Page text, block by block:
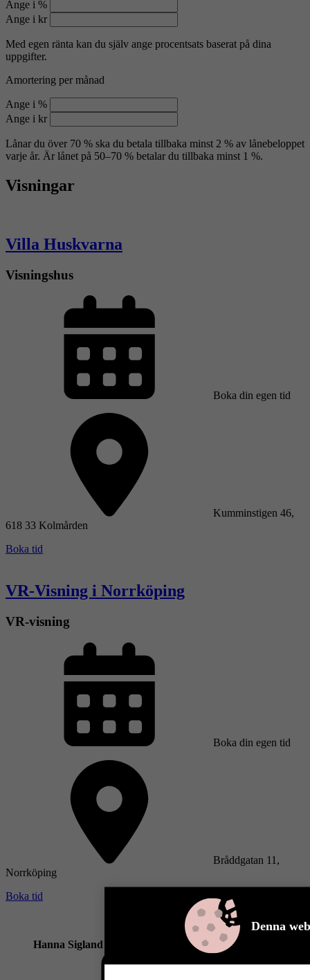
Denna
Ange i %
Ange i kr
Med egen ränta kan du själv ange procentsats baserat på dina
uppgifter.
Amortering per månad
Ange i %
Ange i kr
Lånar du över 70 % ska du betala tillbaka minst 2 % av lånebeloppet
varje år. Är lånet på 50–70 % betalar du tillbaka minst 1 %.
Visningar
Villa Huskvarna
Visningshus
Boka din egen tid
Kumminstigen 46,
618 33 Kolmården
Boka tid
VR-Visning i Norrköping
VR-visning
Boka din egen tid
Bråddgatan 11,
Norrköping
Boka tid
Hanna Sigland